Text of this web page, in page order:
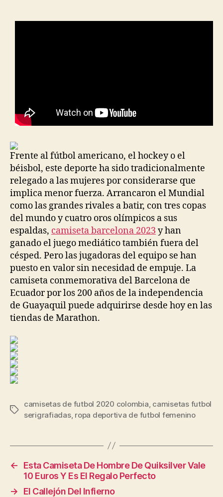
Frente al fútbol americano, el hockey o el
béisbol, este deporte ha sido tradicionalmente
relegado a las mujeres por considerarse que
implica menor fuerza. Arrancaron el Mundial
como las grandes rivales a batir, con tres copas
del mundo y cuatro oros olímpicos a sus
espaldas, camiseta barcelona 2023 y han
ganado el juego mediático también fuera del
césped. Pero las jugadoras del equipo se han
puesto en valor sin necesidad de empuje. La
camiseta conmemorativa del Barcelona de
Ecuador por los 200 años de la independencia
de Guayaquil puede adquirirse desde hoy en las
tiendas de Marathon.
Etiquetas
camisetas de futbol 2020 colombia camisetas futbol
serigrafiadas, ropa deportiva de futbol femenino
←
Esta Camiseta De Hombre De Quiksilver Vale
10 Euros Y Es El Regalo Perfecto
→
El Callejón Del Infierno